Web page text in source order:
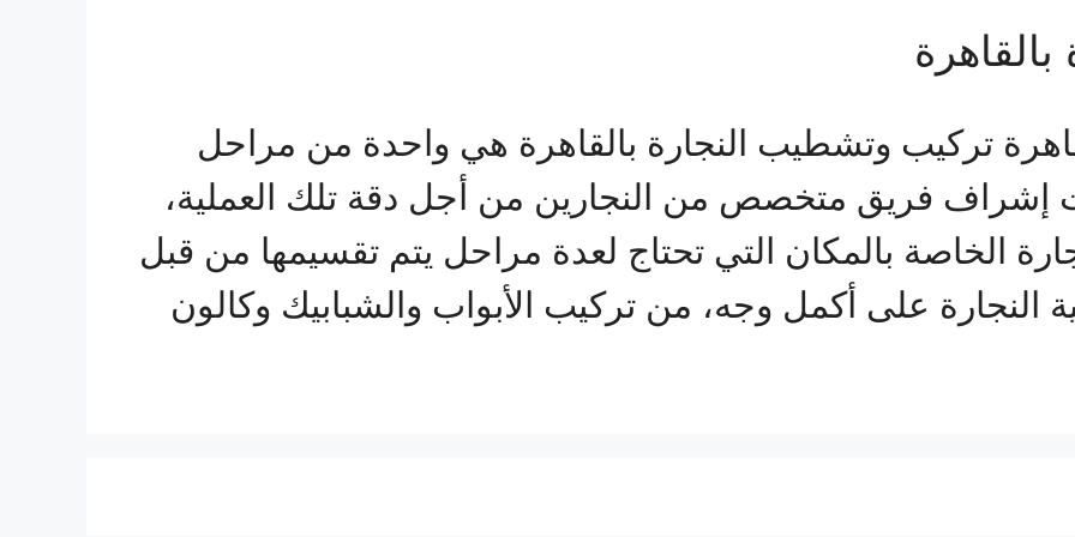
تركيب وتشطيب النجارة بالقاهرة هي واحدة من مراحل
إشراف فريق متخصص من النجارين من أجل دقة تلك العملية،
الخاصة بالمكان التي تحتاج لعدة مراحل يتم تقسيمها من قبل
النجارة على أكمل وجه، من تركيب الأبواب والشبابيك وكالون